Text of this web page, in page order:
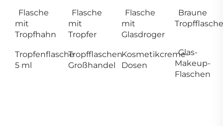
Flasche
mit
Tropfhahn
Flasche
mit
Tropfer
Flasche
mit
Glasdroger
Braune
Tropfenflasche
5 ml
Tropfflaschen
Großhandel
Kosmetikcreme-
Dosen
Glas-
Makeup-
Flaschen